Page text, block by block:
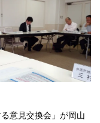
意見交換会」が岡山